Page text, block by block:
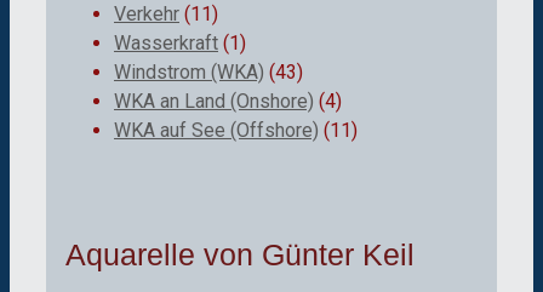
Verkehr (11)
Wasserkraft (1)
Windstrom (WKA) (43)
WKA an Land (Onshore) (4)
WKA auf See (Offshore) (11)
Aquarelle von Günter Keil